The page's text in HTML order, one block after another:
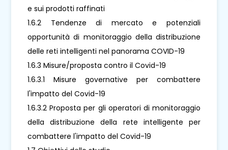
e sui prodotti raffinati
1.6.2 Tendenze di mercato e potenziali
opportunità di monitoraggio della distribuzione
delle reti intelligenti nel panorama COVID-19
1.6.3 Misure/proposta contro il Covid-19
1.6.3.1 Misure governative per combattere
l'impatto del Covid-19
1.6.3.2 Proposta per gli operatori di monitoraggio
della distribuzione della rete intelligente per
combattere l'impatto del Covid-19